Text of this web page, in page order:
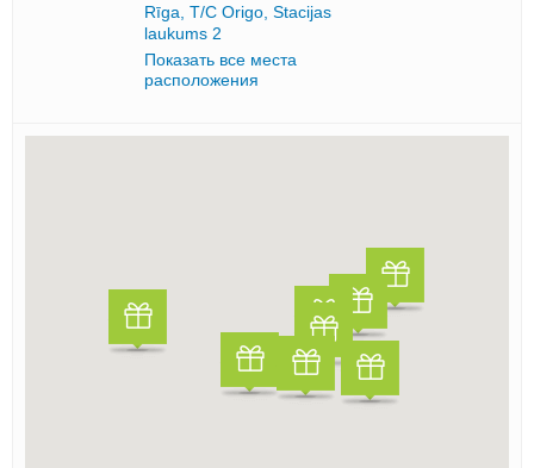
Rīga, T/C Origo, Stacijas
laukums 2
Показать все места
расположения